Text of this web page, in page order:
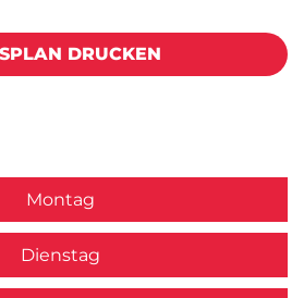
DRUCKEN
Montag
Dienstag